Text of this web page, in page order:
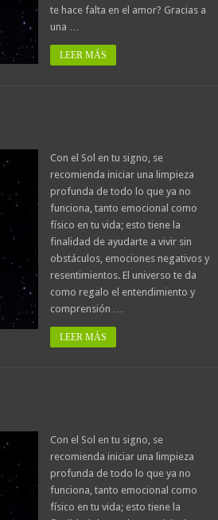
te hace falta en el amor? Gracias a
una …
LEER MÁS
Con el Sol en tu signo, se
recomienda iniciar una limpieza
profunda de todo lo que ya no
funciona, tanto emocional como
físico en tu vida; esto tiene la
finalidad de ayudarte a vivir sin
obstáculos, emociones negativos y
resentimientos. El universo te da
como regalo el entendimiento y
comprensión …
LEER MÁS
Con el Sol en tu signo, se
recomienda iniciar una limpieza
profunda de todo lo que ya no
funciona, tanto emocional como
físico en tu vida; esto tiene la